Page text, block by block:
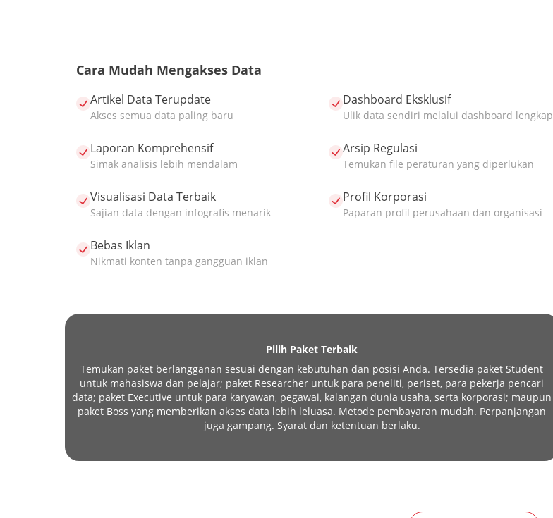
Cara Mudah Mengakses Data
Artikel Data Terupdate
Akses semua data paling baru
Laporan Komprehensif
Simak analisis lebih mendalam
Visualisasi Data Terbaik
Sajian data dengan infografis menarik
Bebas Iklan
Nikmati konten tanpa gangguan iklan
Dashboard Eksklusif
Ulik data sendiri melalui dashboard lengkap
Arsip Regulasi
Temukan file peraturan yang diperlukan
Profil Korporasi
Paparan profil perusahaan dan organisasi
Pilih Paket Terbaik
Temukan paket berlangganan sesuai dengan kebutuhan dan posisi Anda. Tersedia paket Student
untuk mahasiswa dan pelajar; paket Researcher untuk para peneliti, periset, para pekerja pencari
data; paket Executive untuk para karyawan, pegawai, kalangan dunia usaha, serta korporasi; maupun
paket Boss yang memberikan akses data lebih leluasa. Metode pembayaran mudah. Perpanjangan
juga gampang. Syarat dan ketentuan berlaku.